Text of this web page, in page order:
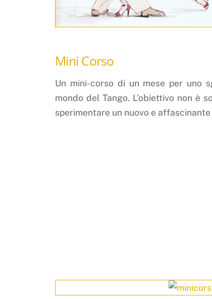
Mini Corso
Un mini-corso di un mese per uno
mondo del Tango. L’obiettivo non è
sperimentare un nuovo e